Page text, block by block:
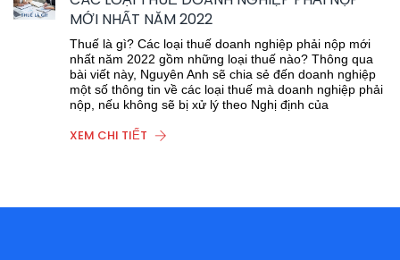
MỚI NHẤT NĂM 2022
Thuế là gì? Các loại thuế doanh nghiệp phải nộp mới
nhất năm 2022 gồm những loại thuế nào? Thông qua
bài viết này, Nguyên Anh sẽ chia sẻ đến doanh nghiệp
một số thông tin về các loại thuế mà doanh nghiệp phải
nộp, nếu không sẽ bị xử lý theo Nghị định của
XEM CHI TIẾT